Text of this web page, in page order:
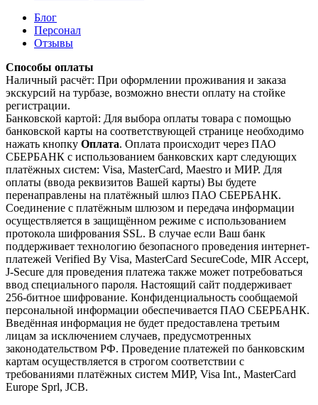
Блог
Персонал
Отзывы
Способы оплаты
Наличный расчёт: При оформлении проживания и заказа
экскурсий на турбазе, возможно внести оплату на стойке
регистрации.
Банковской картой: Для выбора оплаты товара с помощью
банковской карты на соответствующей странице необходимо
нажать кнопку Оплата. Оплата происходит через ПАО
СБЕРБАНК с использованием банковских карт следующих
платёжных систем: Visa, MasterCard, Maestro и МИР. Для
оплаты (ввода реквизитов Вашей карты) Вы будете
перенаправлены на платёжный шлюз ПАО СБЕРБАНК.
Соединение с платёжным шлюзом и передача информации
осуществляется в защищённом режиме с использованием
протокола шифрования SSL. В случае если Ваш банк
поддерживает технологию безопасного проведения интернет-
платежей Verified By Visa, MasterCard SecureCode, MIR Accept,
J-Secure для проведения платежа также может потребоваться
ввод специального пароля. Настоящий сайт поддерживает
256-битное шифрование. Конфиденциальность сообщаемой
персональной информации обеспечивается ПАО СБЕРБАНК.
Введённая информация не будет предоставлена третьим
лицам за исключением случаев, предусмотренных
законодательством РФ. Проведение платежей по банковским
картам осуществляется в строгом соответствии с
требованиями платёжных систем МИР, Visa Int., MasterCard
Europe Sprl, JCB.